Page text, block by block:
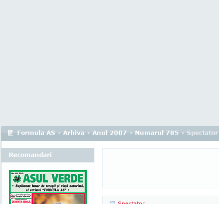
Formula AS › Arhiva › Anul 2007 › Numarul 785 › Spectator
Recomandari